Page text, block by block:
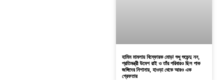
হামিম মামলায় বিস্ফোরক মোড়! শুধু শুভেন্দু নন,
প্রতিমন্ত্রী উমেশ রাই ও তাঁর পরিবারও ছিল পাক
জঙ্গিদের নিশানায়, হাওড়া থেকে আরও এক
গ্রেফতার